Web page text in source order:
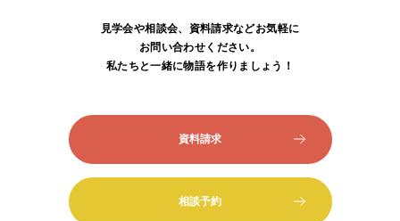
見学会や相談会、資料請求などお気軽に
お問い合わせください。
私たちと一緒に物語を作りましょう！
資料請求
相談予約